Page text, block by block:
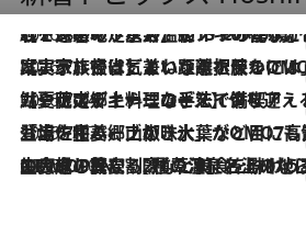
2026.8.7
【トンボの足水浴】ヒノキの香りに包まれて涼感マックス！約13℃の湧水かけ流しを避暑地「星野温泉 トンボの湯」で体験
2026.7.31
【ホテル帰省】という選択肢をOMOが提案。家族とほどよい距離を保つには「昼は実家、夜は気兼ねなくホテル
2026.7.24
【夏限定ディナーコース】旬を迎える稚鮎や花ズッキーニなどをイタリア・トスカーナの郷土料理の手法で満喫！
2026.7.17
「土佐和ハーブかき氷」がOMO7高知に登場！生姜、山椒、大葉など目にも舌にも涼を呼ぶ郷土の味
2026.7.10
NEW OPEN！【界 草津】名湯の地に誕生。趣の異なる2種の温泉と上州ならではの会席・蕎麦割烹など美食を味わう究極の癒やし旅